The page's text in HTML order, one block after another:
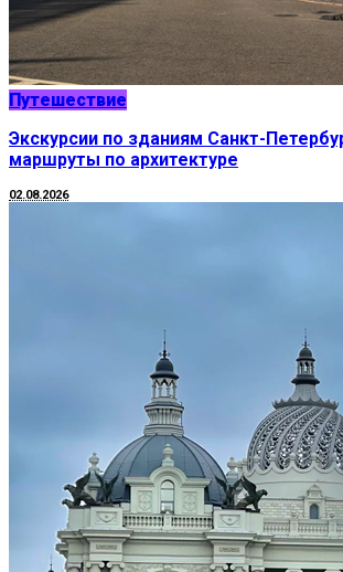
Путешествие
Экскурсии по зданиям Санкт-
маршруты по архитектуре
02.08.2026